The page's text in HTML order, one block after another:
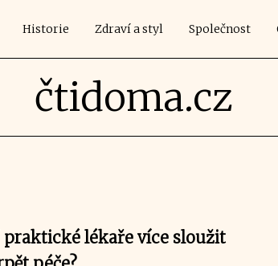
Historie Zdraví a styl Společnost
čtidoma.cz
lékaře více sloužit